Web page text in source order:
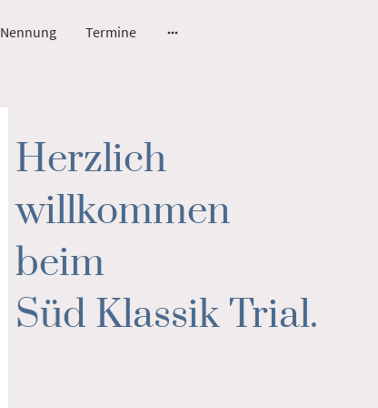
Nennung Termine
Herzlich
willkommen
beim
Süd Klassik Trial.